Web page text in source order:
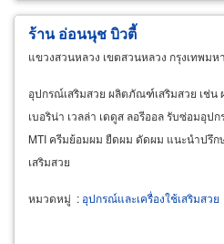
ร้าน อ่อนนุช บิวตี้
แขวงสวนหลวง เขตสวนหลวง กรุงเทพมห
อุปกรณ์เสริมสวย ผลิตภัณฑ์เสริมสวย เช่
เบอริน่า เวลล่า เดดูส ลอรีออล รับซ่อมอุป
MTI ครีมย้อมผม ยืดผม ดัดผม แนะนำปรึก
เสริมสวย
หมวดหมู่ : อุปกรณ์และเครื่องใช้เสริมสวย